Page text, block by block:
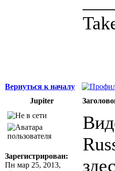
Вернуться к началу
Jupiter
Зарегистрирован:
Пн мар 25, 2013,